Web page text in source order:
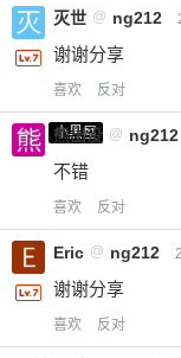
灭世 @ ng212
谢谢分享
喜欢 反对
小黑屋
熊出没 @ ng212
不错
喜欢 反对
Eric @ ng212
谢谢分享
喜欢 反对